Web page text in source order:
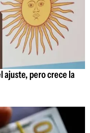
ajuste, pero crece la